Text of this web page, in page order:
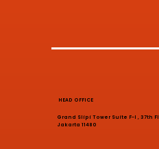
HEAD OFFICE
Grand Slipi Tower Suite F-I , 37th
Jakarta 11480